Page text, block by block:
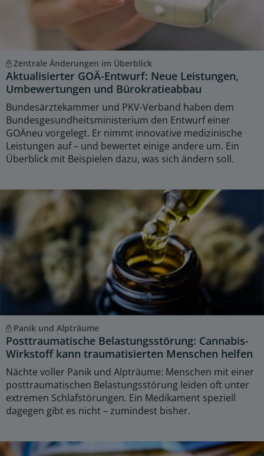
Zentrale Änderungen im Überblick
Aktualisierter GOÄ-Entwurf: Neue Leistungen,
Umbewertungen und Bürokratieabbau
Bundesärztekammer und PKV-Verband haben dem
Bundesgesundheitsministerium den Entwurf einer
GOÄneu vorgelegt. Er nimmt innovative medizinische
Leistungen auf – und bewertet einige andere um. Ein
Überblick mit Beispielen dazu, was sich ändern soll.
Panik und Alpträume
Posttraumatische Belastungsstörung: Cannabis-
Wirkstoff kann traumatisierten Menschen helfen
Nächte voller Panik und Alpträume: Menschen mit einer
posttraumatischen Belastungsstörung leiden oft unter
extremen Schlafstörungen. Ein Medikament speziell
dagegen gibt es nicht – zumindest bisher.